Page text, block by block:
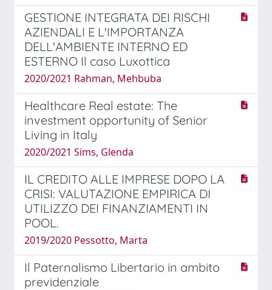
GESTIONE INTEGRATA DEI RISCHI
AZIENDALI E L'IMPORTANZA
DELL'AMBIENTE INTERNO ED
ESTERNO Il caso Luxottica
2020/2021 Rahman, Mehbuba
Healthcare Real estate: The
investment opportunity of Senior
Living in Italy
2020/2021 Sims, Glenda
IL CREDITO ALLE IMPRESE DOPO LA
CRISI: VALUTAZIONE EMPIRICA DI
UTILIZZO DEI FINANZIAMENTI IN
POOL.
2019/2020 Pessotto, Marta
Il Paternalismo Libertario in ambito
previdenziale